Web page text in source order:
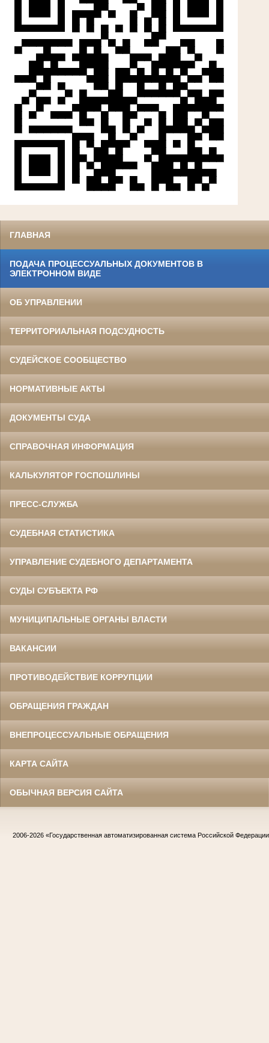
ГЛАВНАЯ
ПОДАЧА ПРОЦЕССУАЛЬНЫХ ДОКУМЕНТОВ В
ЭЛЕКТРОННОМ ВИДЕ
ОБ УПРАВЛЕНИИ
ТЕРРИТОРИАЛЬНАЯ ПОДСУДНОСТЬ
СУДЕЙСКОЕ СООБЩЕСТВО
НОРМАТИВНЫЕ АКТЫ
ДОКУМЕНТЫ СУДА
СПРАВОЧНАЯ ИНФОРМАЦИЯ
КАЛЬКУЛЯТОР ГОСПОШЛИНЫ
ПРЕСС-СЛУЖБА
СУДЕБНАЯ СТАТИСТИКА
УПРАВЛЕНИЕ СУДЕБНОГО ДЕПАРТАМЕНТА
СУДЫ СУБЪЕКТА РФ
МУНИЦИПАЛЬНЫЕ ОРГАНЫ ВЛАСТИ
ВАКАНСИИ
ПРОТИВОДЕЙСТВИЕ КОРРУПЦИИ
ОБРАЩЕНИЯ ГРАЖДАН
ВНЕПРОЦЕССУАЛЬНЫЕ ОБРАЩЕНИЯ
КАРТА САЙТА
ОБЫЧНАЯ ВЕРСИЯ САЙТА
2006-2026 «Государственная автоматизированная система Российской